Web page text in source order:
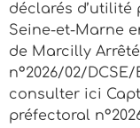
déclarés
Seine-et-Marne
de Marcilly
n°2026/02/
consulter ici
préfectoral